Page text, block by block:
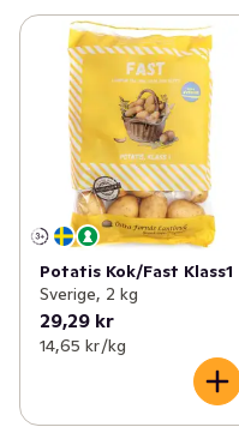
Potatis Kok/Fast Klass1
Sverige, 2 kg
29,29 kr
14,65 kr /kg